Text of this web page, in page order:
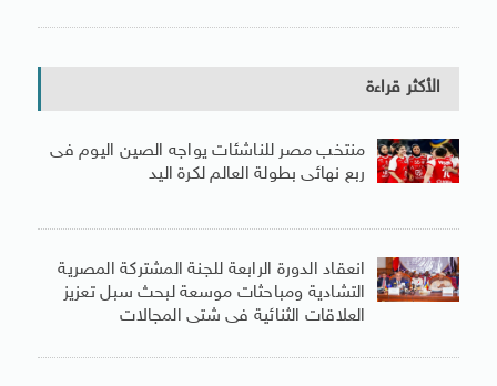
الأكثر قراءة
منتخب مصر للناشئات يواجه الصين اليوم فى
ربع نهائى بطولة العالم لكرة اليد
انعقاد الدورة الرابعة للجنة المشتركة المصرية
التشادية ومباحثات موسعة لبحث سبل تعزيز
العلاقات الثنائية فى شتى المجالات